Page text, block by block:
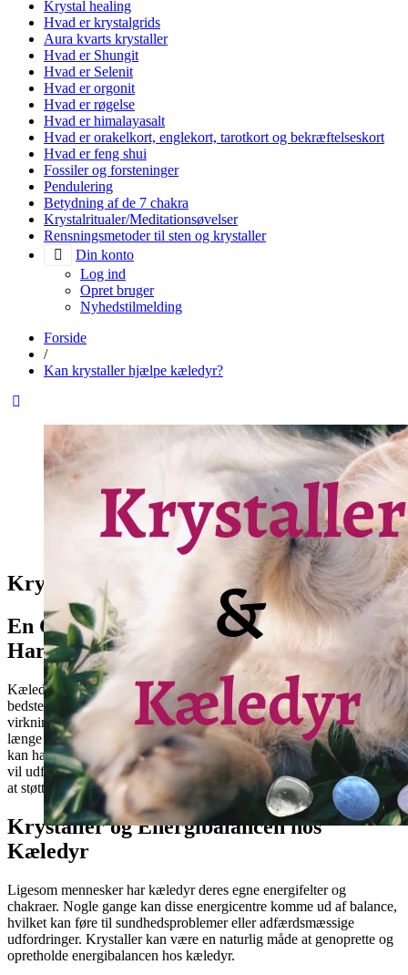
Krystal healing
Hvad er krystalgrids
Aura kvarts krystaller
Hvad er Shungit
Hvad er Selenit
Hvad er orgonit
Hvad er røgelse
Hvad er himalayasalt
Hvad er orakelkort, englekort, tarotkort og bekræftelseskort
Hvad er feng shui
Fossiler og forsteninger
Pendulering
Betydning af de 7 chakra
Krystalritualer/Meditationsøvelser
Rensningsmetoder til sten og krystaller
Din konto
Log ind
Opret bruger
Nyhedstilmelding
Forside
/
Kan krystaller hjælpe kæledyr?
Krystaller og kæledyr
En Guide til Naturlig Balance og
Harmoni
Kæledyr er en uvurderlig del af vores liv, og vi ønsker kun det
bedste for dem. Mange mennesker har opdaget de positive
virkninger af krystaller på deres kæledyrs velvære. Krystaller har
længe været brugt til at fremme energibalance og helbredelse, og de
kan have lignende fordele for vores firbenede venner. Denne artikel
vil udforske, hvordan krystaller kan integreres i dit kæledyrs liv for
at støtte deres fysiske og følelsesmæssige velvære.
Krystaller og Energibalancen hos
Kæledyr
Ligesom mennesker har kæledyr deres egne energifelter og
chakraer. Nogle gange kan disse energicentre komme ud af balance,
hvilket kan føre til sundhedsproblemer eller adfærdsmæssige
udfordringer. Krystaller kan være en naturlig måde at genoprette og
opretholde energibalancen hos kæledyr.